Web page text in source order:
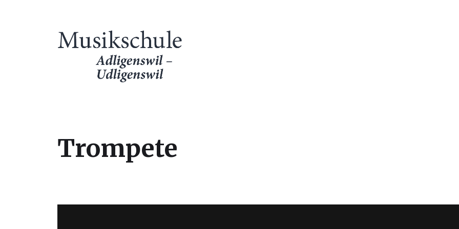
Trompete